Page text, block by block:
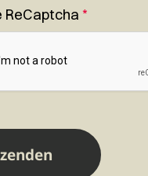
ReCaptcha *